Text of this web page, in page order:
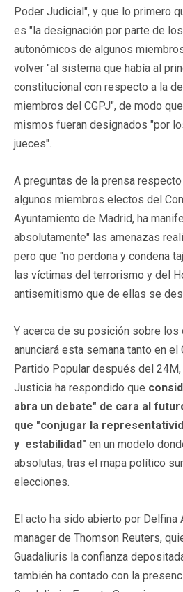
Poder Judicial", y que lo primero
es "la designación por parte de
autonómicos de algunos
volver "al sistema que había al
constitucional con respecto a la
miembros del CGPJ", de modo
mismos fueran designados "por
jueces".
A preguntas de la prensa
algunos miembros electos del
Ayuntamiento de Madrid, ha
absolutamente" las amenazas
pero que "no perdona y condena
las víctimas del terrorismo y del
antisemitismo que de ellas se
Y acerca de su posición sobre los
anunciará esta semana tanto en
Partido Popular después del
Justicia ha respondido que
abra un debate" de cara al
que "conjugar la
y estabilidad" en un modelo
absolutas, tras el mapa político
elecciones.
El acto ha sido abierto por Delfina
manager de Thomson Reuters,
Guadaliuris la confianza
también ha contado con la